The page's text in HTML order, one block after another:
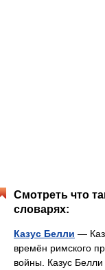
Смотреть что
словарях:
Казус Белли —
времён римского
войны. Казус